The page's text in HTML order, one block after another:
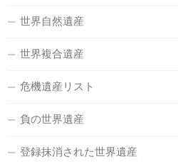
世界自然遺産
世界複合遺産
危機遺産リスト
負の世界遺産
登録抹消された世界遺産